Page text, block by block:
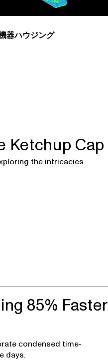
器ハウジング
Ketchup Cap
the intricacies
85% Faster
condensed time-
days.